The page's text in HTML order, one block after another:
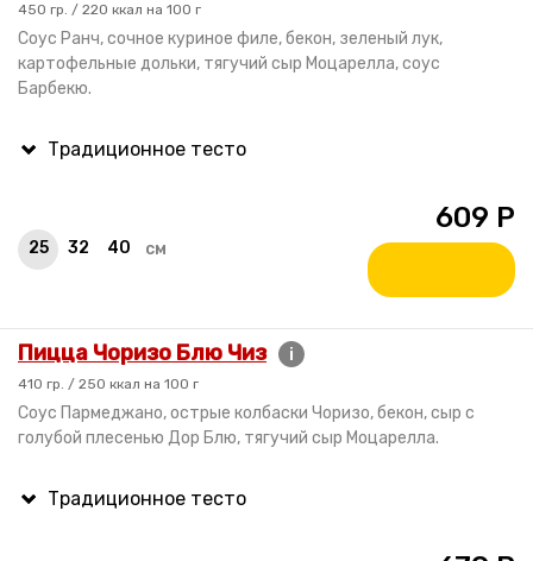
450 гр. / 220 ккал на 100 г
Соус Ранч, сочное куриное филе, бекон, зеленый лук,
картофельные дольки, тягучий сыр Моцарелла, соус
Барбекю.
25 32 40 см
609 Р
Пицца Чоризо Блю Чиз i
410 гр. / 250 ккал на 100 г
Соус Пармеджано, острые колбаски Чоризо, бекон, сыр с
голубой плесенью Дор Блю, тягучий сыр Моцарелла.